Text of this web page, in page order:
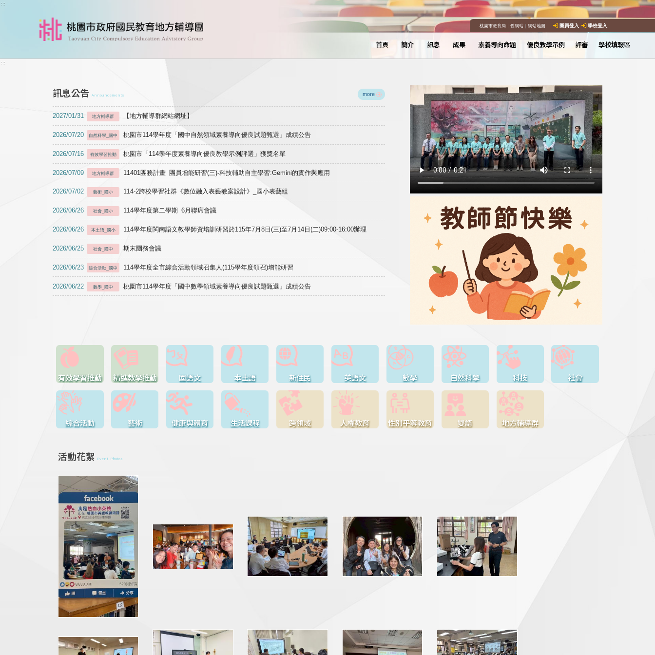
跳到主要內容
:::
桃園市教育局｜ 舊網站｜ 網站地圖 團員登入 學校登入
首頁 簡介 訊息 成果 素養導向命題 優良教學示例 評審 學校填報區
:::
訊息公告 Announcements more
2027/01/31 地方輔導群 【地方輔導群網站網址】
2026/07/20 自然科學_國中 桃園市114學年度「國中自然領域素養導向優良試題甄選」成績公告
2026/07/16 有效學習推動 桃園市「114學年度素養導向優良教學示例評選」獲獎名單
2026/07/09 地方輔導群 11401團務計畫 團員增能研習(三)-科技輔助自主學習:Gemini的實作與應用
2026/07/02 藝術_國小 114-2跨校學習社群《數位融入表藝教案設計》_國小表藝組
2026/06/26 社會_國小 114學年度第二學期 6月聯席會議
2026/06/26 本土語_國小 114學年度閩南語文教學師資培訓研習於115年7月8日(三)至7月14日(二)09:00-16:00辦理
2026/06/25 社會_國中 期末團務會議
2026/06/23 綜合活動_國中 114學年度全市綜合活動領域召集人(115學年度領召)增能研習
2026/06/22 數學_國中 桃園市114學年度「國中數學領域素養導向優良試題甄選」成績公告
有效學習推動 精進教學推動 國語文 本土語 新住民 英語文 數學 自然科學 科技 社會
綜合活動 藝術 健康與體育 生活課程 跨領域 人權教育 性別平等教育 雙語 地方輔導群
活動花絮 Event Photos